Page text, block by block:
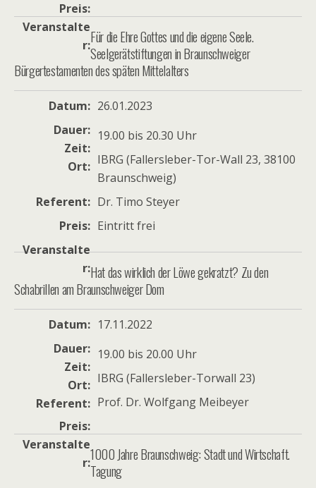
Preis
Veranstalte
r Für die Ehre Gottes und die eigene Seele.
Seelgerätstiftungen in Braunschweiger
Bürgertestamenten des späten Mittelalters
Datum
26.01.2023
Dauer
Zeit
19.00 bis 20.30 Uhr
Ort
IBRG (Fallersleber-Tor-Wall 23, 38100
Braunschweig)
Referent
Dr. Timo Steyer
Preis
Eintritt frei
Veranstalte
r Hat das wirklich der Löwe gekratzt? Zu den
Schabrillen am Braunschweiger Dom
Datum
17.11.2022
Dauer
Zeit
19.00 bis 20.00 Uhr
Ort
IBRG (Fallersleber-Torwall 23)
Referent
Prof. Dr. Wolfgang Meibeyer
Preis
Veranstalte
r1000 Jahre Braunschweig: Stadt und Wirtschaft.
Tagung